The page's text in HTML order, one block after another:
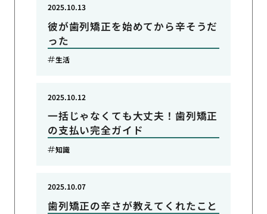
彼が歯列矯正を始めてから辛そうだ
った
2025.10.13
生活
一括じゃなくても大丈夫！歯列矯正
の支払い完全ガイド
2025.10.12
知識
歯列矯正の辛さが教えてくれたこと
2025.10.07